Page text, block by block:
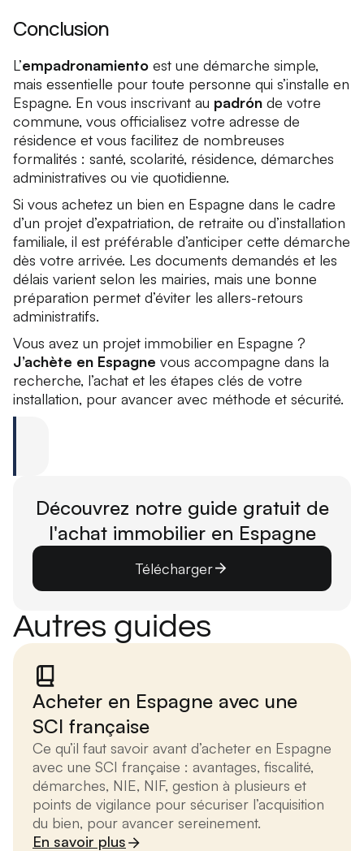
Conclusion
L’empadronamiento est une démarche simple,
mais essentielle pour toute personne qui s’installe en
Espagne. En vous inscrivant au padrón de votre
commune, vous officialisez votre adresse de
résidence et vous facilitez de nombreuses
formalités : santé, scolarité, résidence, démarches
administratives ou vie quotidienne.
Si vous achetez un bien en Espagne dans le cadre
d’un projet d’expatriation, de retraite ou d’installation
familiale, il est préférable d’anticiper cette démarche
dès votre arrivée. Les documents demandés et les
délais varient selon les mairies, mais une bonne
préparation permet d’éviter les allers-retours
administratifs.
Vous avez un projet immobilier en Espagne ?
J’achète en Espagne vous accompagne dans la
recherche, l’achat et les étapes clés de votre
installation, pour avancer avec méthode et sécurité.
Découvrez notre guide gratuit de
l'achat immobilier en Espagne
Télécharger
Autres guides
Acheter en Espagne avec une
SCI française
Ce qu’il faut savoir avant d’acheter en Espagne
avec une SCI française : avantages, fiscalité,
démarches, NIE, NIF, gestion à plusieurs et
points de vigilance pour sécuriser l’acquisition
du bien, pour avancer sereinement.
En savoir plus